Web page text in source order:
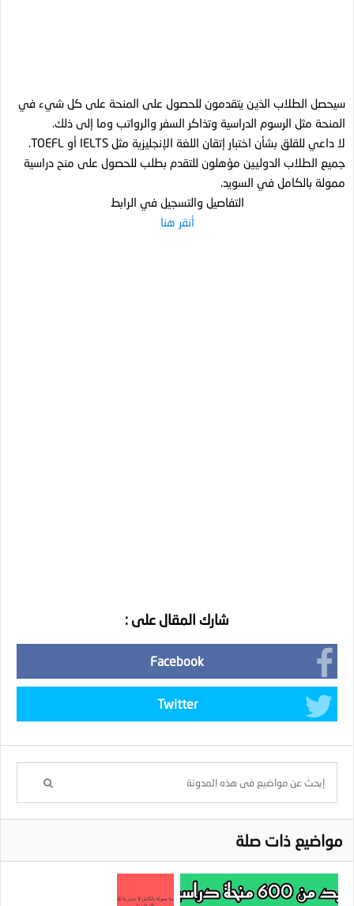
سيحصل الطلاب الذين يتقدمون للحصول على المنحة على كل شيء في
المنحة مثل الرسوم الدراسية وتذاكر السفر والرواتب وما إلى ذلك.
لا داعي للقلق بشأن اختبار إتقان اللغة الإنجليزية مثل IELTS أو TOEFL.
جميع الطلاب الدوليين مؤهلون للتقدم بطلب للحصول على منح دراسية
ممولة بالكامل في السويد.
التفاصيل والتسجيل في الرابط‌
أنقر هنا
شارك المقال على :
Facebook
Twitter
مواضيع ذات صلة